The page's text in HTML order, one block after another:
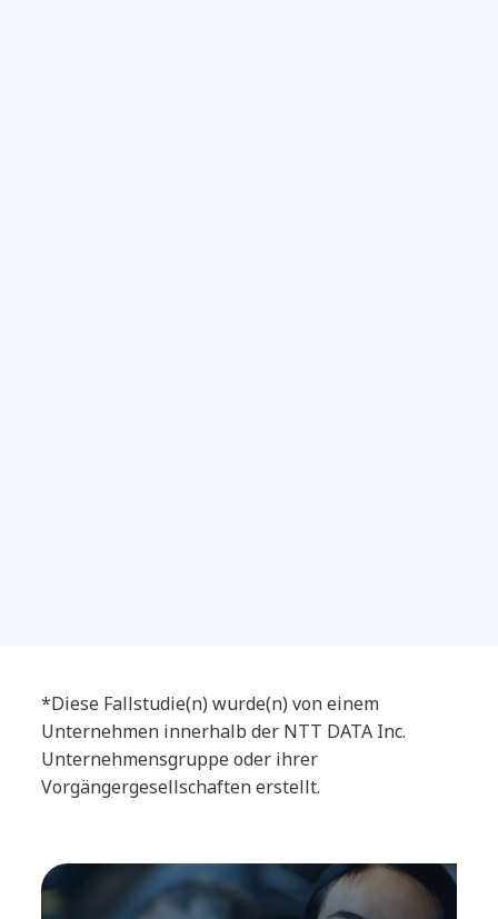
University Hospitals of Leicester
setzt neuen Standard in der NHS-
Versorgung
*Diese Fallstudie(n) wurde(n) von einem
Unternehmen innerhalb der NTT DATA Inc.
Unternehmensgruppe oder ihrer
Vorgängergesellschaften erstellt.